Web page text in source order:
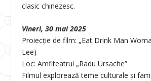
clasic chinezesc.
Vineri, 30 mai 2025
Proiecție de film: „Eat Drink Man
Lee)
Loc: Amfiteatrul „Radu Ursache”
Filmul explorează teme culturale și